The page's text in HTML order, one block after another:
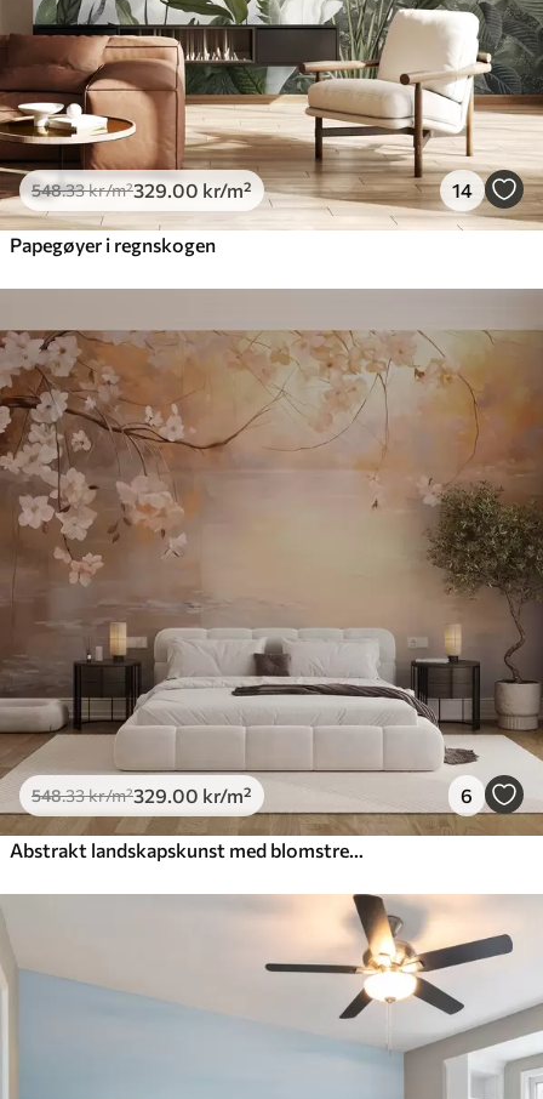
548.33kr/m²329 .00 kr/m² 14
Papegøyer i regnskogen
548.33kr/m²329 .00 kr/m² 6